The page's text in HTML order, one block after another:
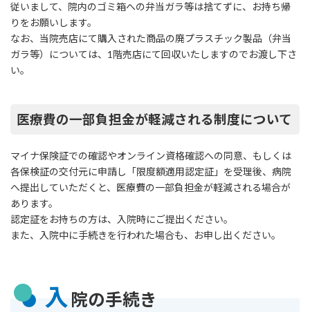
従いまして、院内のゴミ箱への弁当ガラ等は捨てずに、お持ち帰
りをお願いします。
なお、当院売店にて購入された商品の廃プラスチック製品（弁当
ガラ等）については、1階売店にて回収いたしますのでお渡し下さ
い。
医療費の一部負担金が軽減される制度について
マイナ保険証での確認やオンライン資格確認への同意、もしくは
各保検証の交付元に申請し「限度額適用認定証」を受理後、病院
へ提出していただくと、医療費の一部負担金が軽減される場合が
あります。
認定証をお持ちの方は、入院時にご提出ください。
また、入院中に手続きを行われた場合も、お申し出ください。
入 院の手続き